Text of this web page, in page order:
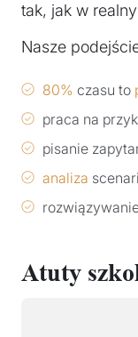
tak, jak w
Nasze
80% czasu to
praca na
pisanie
analiza
Atuty